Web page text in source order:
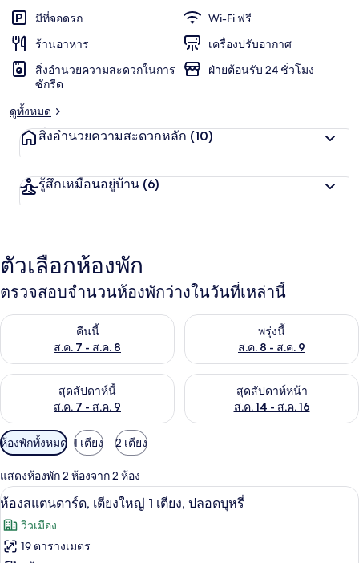
มีที่จอดรถ
Wi-Fi ฟรี
ร้านอาหาร
เครื่องปรับอากาศ
สิ่งอำนวยความสะดวกในการ
ซักรีด
ฝ่ายต้อนรับ 24 ชั่วโมง
ดูทั้งหมด
สิ่งอำนวยความสะดวกหลัก (10)
รู้สึกเหมือนอยู่บ้าน (6)
ตัวเลือกห้องพัก
ตรวจสอบจำนวนห้องพักว่างในวันที่เหล่านี้
คืนนี้
ส.ค. 7 - ส.ค. 8
ตรวจสอบจำนวนห้องพักว่างในคืนนี้ ส.ค. 7 - ส.ค. 8พรุ่งนี้
ส.ค. 8 - ส.ค. 9
ตรวจสอบจำนวนห้องพักว่างใน
สุดสัปดาห์นี้
ส.ค. 7 - ส.ค. 9
ตรวจสอบจำนวนห้องพักว่างในสุดสัปดาห์นี้ ส.ค. 7 - ส.ค. 9
สุดสัปดาห์หน้า
ส.ค. 14 - ส.ค. 16
ตรวจสอบจำนวนห้องพักว่างใน
ตัว
กรอง
ที่
มี
ให้
สำหรับ
ห้อง
ห้องพักทั้งหมด 1 เตียง 2 เตียง
แสดงห้องพัก 2 ห้องจาก 2 ห้อง
เปิด
ภาพถ่าย
ทั้งหมด
ห้องสแตนดาร์ด, เตียงใหญ่ 1 เตียง,
16
ห้องสแตนดาร์ด, เตียงใหญ่ 1 เตียง, ปลอดบุหรี่
วิวเมือง
19 ตารางเมตร